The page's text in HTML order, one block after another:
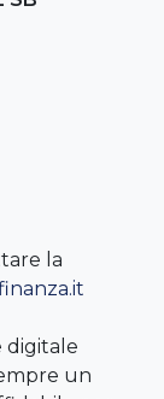
la
digitale
un